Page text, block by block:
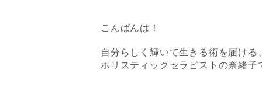
こんばんは！
自分らしく輝いて生きる術を届ける
ホリスティックセラピストの奈緒子